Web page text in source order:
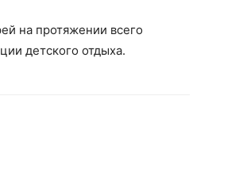
на протяжении всего
детского отдыха.